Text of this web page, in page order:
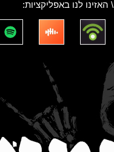
\ האזינו לנו באפליקציות: